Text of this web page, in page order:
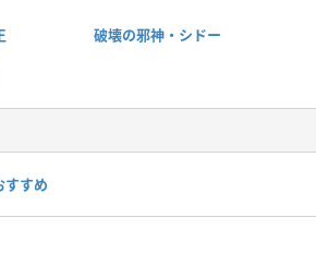
破壊の邪神・シドー
すめ